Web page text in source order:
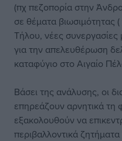
(πχ πεζοπορία στην
σε θέματα βιωσιμότητας
Τήλου, νέες συνεργασίες
για την απελευθέρωση
καταφύγιο στο Αιγαίο
Βάσει της ανάλυσης, οι
επηρεάζουν αρνητικά τη
εξακολουθούν να
περιβαλλοντικά